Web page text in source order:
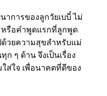
าการของลูกวัยเบบี๋ ไม่
หรือคำพูดแรกที่ลูกพูด
ด้วยความสุขสำหรับแม่
ๆ ด้าน จึงเป็นเรื่อง
ใจ เพื่อนาคตที่ดีของ